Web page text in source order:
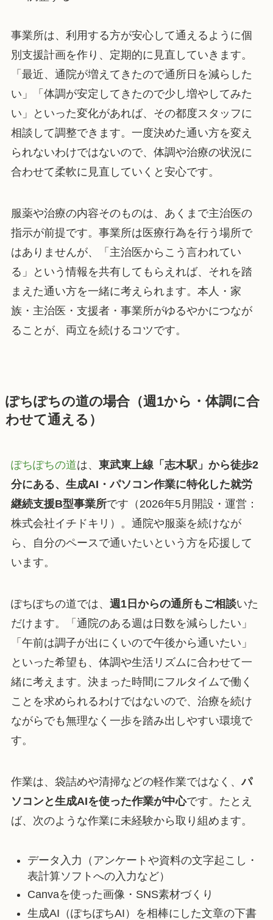
事業所は、利用する方が安心して通えるように個
別支援計画を作り、定期的に見直していきます。
「最近、通院が増えてきたので通所日を減らした
い」「体調が安定してきたので少し増やしてみた
い」といった変化があれば、その都度スタッフに
相談して調整できます。一度決めた通い方を変え
られないわけではないので、体調や治療の状況に
合わせて柔軟に見直していくと安心です。
服薬や治療の内容そのものは、あくまで主治医の
指示が前提です。事業所は医療行為を行う場所で
はありませんが、「主治医からこう言われてい
る」という情報を共有してもらえれば、それを踏
まえた通い方を一緒に考えられます。本人・家
族・主治医・支援者・事業所がゆるやかにつなが
ることが、両立を続けるコツです。
ぽちぽちの道の場合（週1から・体調に合
わせて通える）
ぽちぽちの道は、 東武東上線「志木駅」から徒歩2
分にある、生成AI・パソコン作業に特化した就労
継続支援B型事業所です（2026年5月開設・運営：
株式会社イチドキリ）。通院や服薬を続けなが
ら、自分のペースで通いたいという方を応援して
います。
ぽちぽちの道では、 週1日からの通所もご相談いた
だけます。「通院のある週は日数を減らしたい」
「午前は調子が出にくいので午後から通いたい」
といった希望も、体調や生活リズムに合わせて一
緒に考えます。決まった時間にフルタイムで働く
ことを求められるわけではないので、治療を続け
ながらでも無理なく一歩を踏み出しやすい環境で
す。
作業は、袋詰めや清掃などの軽作業ではなく、パ
ソコンと生成AIを使った作業が中心です。たとえ
ば、次のような作業に未経験から取り組めます。
データ入力（アンケートや資料の文字起こし・
表計算ソフトへの入力など）
Canvaを使った画像・SNS素材づくり
生成AI（ぽちぽちAI）を相棒にした文章の下書